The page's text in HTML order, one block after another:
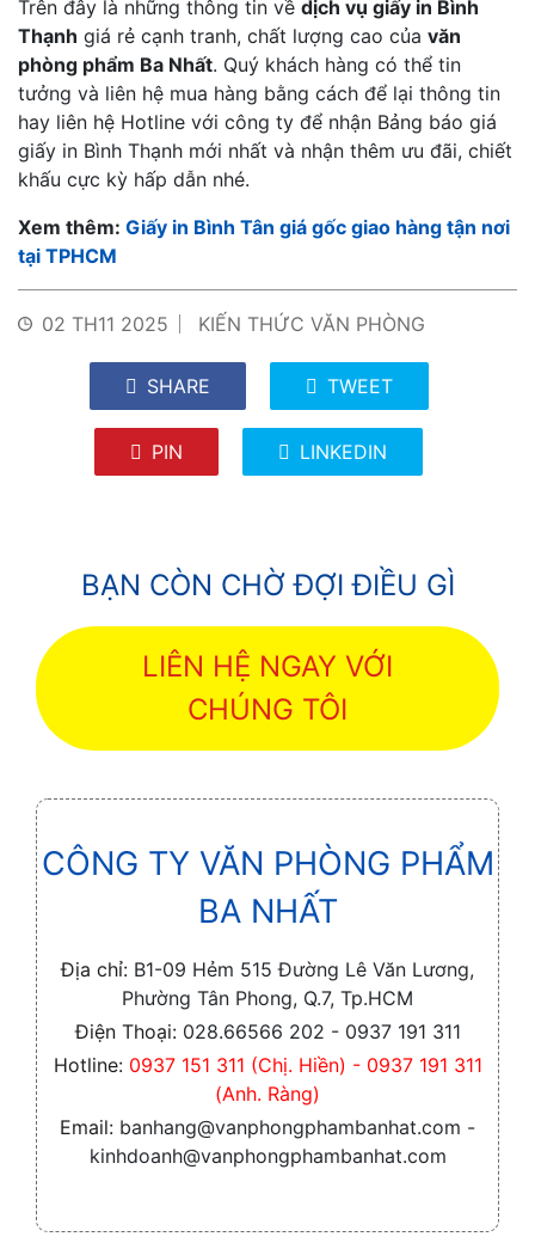
Trên đây là những thông tin về dịch vụ giấy in Bình
Thạnh giá rẻ cạnh tranh, chất lượng cao của văn
phòng phẩm Ba Nhất. Quý khách hàng có thể tin
tưởng và liên hệ mua hàng bằng cách để lại thông tin
hay liên hệ Hotline với công ty để nhận Bảng báo giá
giấy in Bình Thạnh mới nhất và nhận thêm ưu đãi, chiết
khấu cực kỳ hấp dẫn nhé.
Xem thêm: Giấy in Bình Tân giá gốc giao hàng tận nơi
tại TPHCM
02 TH11 2025 KIẾN THỨC VĂN PHÒNG
SHARE TWEET
PIN LINKEDIN
BẠN CÒN CHỜ ĐỢI ĐIỀU GÌ
LIÊN HỆ NGAY VỚI
CHÚNG TÔI
CÔNG TY VĂN PHÒNG PHẨM
BA NHẤT
Địa chỉ: B1-09 Hẻm 515 Đường Lê Văn Lương,
Phường Tân Phong, Q.7, Tp.HCM
Điện Thoại: 028.66566 202 - 0937 191 311
Hotline: 0937 151 311 (Chị. Hiền) - 0937 191 311
(Anh. Ràng)
Email: banhang@vanphongphambanhat.com -
kinhdoanh@vanphongphambanhat.com